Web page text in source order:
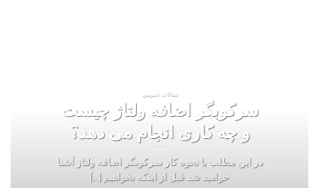
مقالات عمومی
سرکوبگر اضافه ولتاژ چیست
و چه کاری انجام می ‏دهد؟
در این مطلب با نحوه کار سرکوبگر اضافه ولتاژ آشنا
خواهید شد.قبل از اینکه بخواهیم [...]